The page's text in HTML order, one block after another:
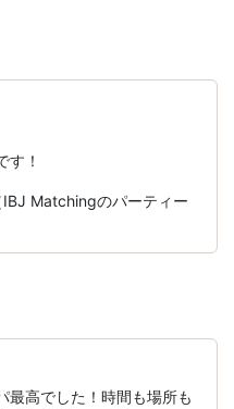
す！
Matchingのパーティー
最高でした！時間も場所も